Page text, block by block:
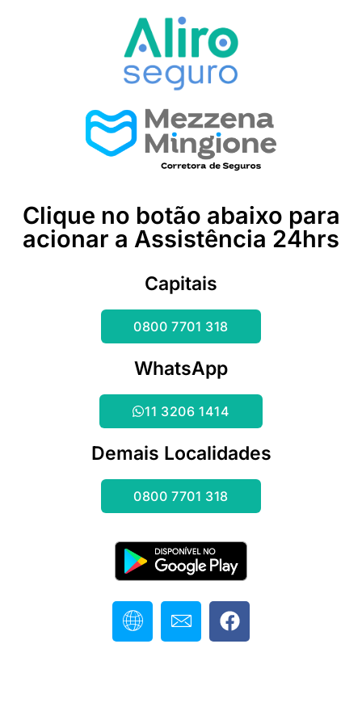
Clique no botão abaixo para
acionar a Assistência 24hrs
Capitais
0800 7701 318
WhatsApp
11 3206 1414
Demais Localidades
0800 7701 318